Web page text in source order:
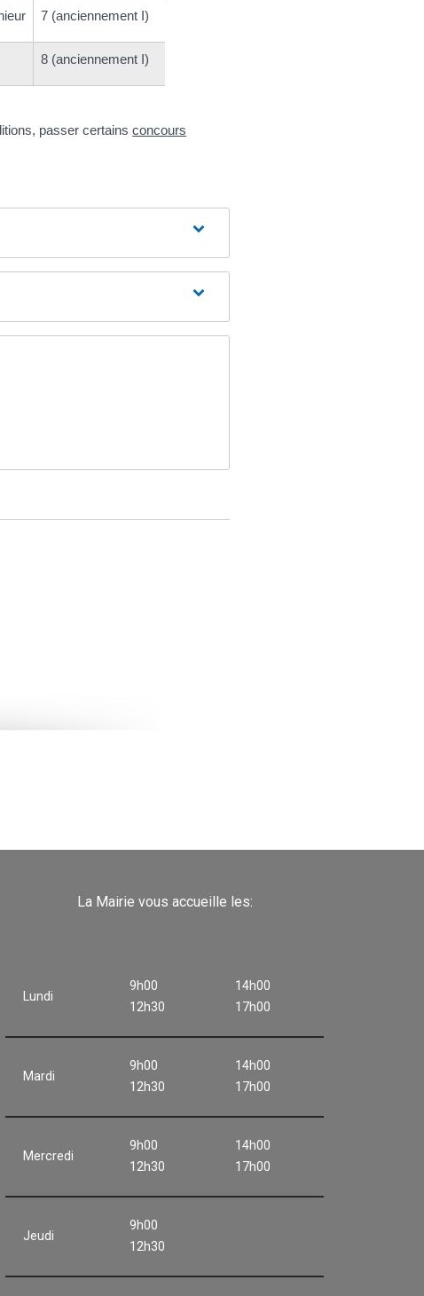
7 (anciennement I)
8 (anciennement I)
passer certainsconcours
La Mairie vous accueille les:
Lundi
9h00
12h30
14h00
17h00
Mardi
9h00
12h30
14h00
17h00
Mercredi
9h00
12h30
14h00
17h00
Jeudi
9h00
12h30